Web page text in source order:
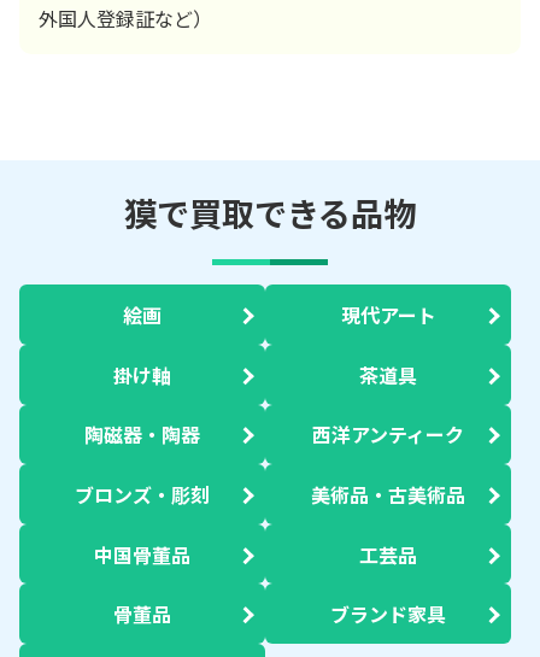
外国人登録証など）
獏で買取できる品物
絵画 現代アート
掛け軸 茶道具
陶磁器・陶器 西洋アンティーク
ブロンズ・彫刻 美術品・古美術品
中国骨董品 工芸品
骨董品 ブランド家具